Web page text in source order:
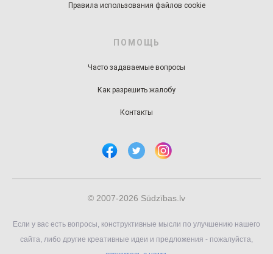
Правила использования файлов cookie
ПОМОЩЬ
Часто задаваемые вопросы
Как разрешить жалобу
Контакты
© 2007-2026 Sūdzības.lv
Если у вас есть вопросы, конструктивные мысли по улучшению нашего
сайта, либо другие креативные идеи и предложения - пожалуйста,